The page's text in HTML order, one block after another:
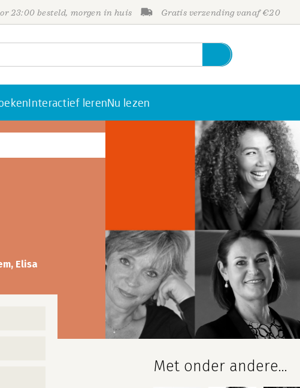
23:00 besteld, morgen in huis Gratis verzending vanaf €20
Interactief lerenNu lezen
Elisa
Met onder andere...
Personen
Trefwoorden